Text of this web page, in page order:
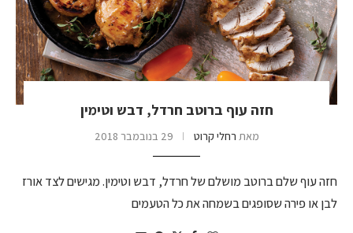
חזה עוף ברוטב חרדל, דבש וטימין
מאת רחלי קרוט 29 בנובמבר 2018
חזה עוף שלם ברוטב מושלם של חרדל, דבש וטימין. מגישים לצד אורז
לבן או פירה שסופגים בשמחה את כל הטעמים